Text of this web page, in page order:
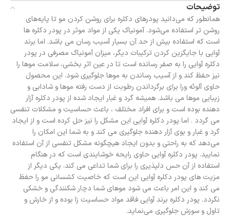
توضیحات
همانطور که می‌دانید پودرهای دکلره برای روشن کردن مو تا پایه‌های
روشن تر استفاده می‌شود. آمونیاک یکی از مواد موثر در پودر دکلره ها
است که استفاده بیش از حد آن بسیار آسیب رسان می باشد. اما برند
آوایی با جایگزین کردن ترکیبات دیگر، میزان آمونیاک مصرفی در پودر
دکلره آوایی را به صفر رسانده است تا در عین اثر بخشی، سلامت موها را
نیز حفظ کند و از آسیب رساندن به موها جلوگیری شود. این محصول
حاوی آلوئه ورا برای برگرداندن رطوبت از دست رفته موها و شادابی و
زیبایی موها می باشد. همیشه گرد و غبار ایجاد شده از پودر دکلره آزار
دهنده بوده است و برای افراد مختلف ، باعث حساسیت و مشکلات تنفسی
می گردد . اما پودر دکلره آوایی این مشکل را نیز حل کرده است و از ایجاد
گرد و غبار و بوی آزار دهنده جلوگیری می کند و به شما این امکان را
می‌دهد که به راحتی و بدون ایجاد هیچگونه مشکل تنفسی از آن استفاده
نمایید. پودر دکلره آوایی حاوی رایحه خوشایندی است که در هنگام
استفاده از آن حس دلپذیری را برای شما تداعی می کند. یکی دیگر از
مزیت های پودر دکلره آوایی این است که خاصیت کشسانی مو را حفظ
می کند و این امر باعث می شود موهای شما دچار شکنندگی و خشکی
نگردد. پودر دکلره برند آوایی فاقد مواد حساسیت زا بوده و از خارش و
تاول و سوزش جلوگیری می‌نماید.